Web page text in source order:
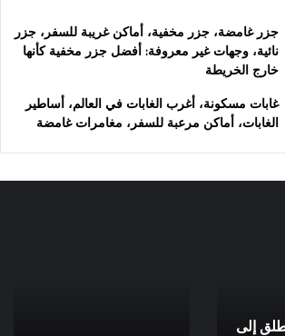
جزر غامضة، جزر مخفية، أماكن غريبة للسفر، جزر
نائية، وجهات غير معروفة: أفضل جزر مخفية كأنها
خارج الخريطة
غابات مسكونة، أغرب الغابات في العالم، أساطير
الغابات، أماكن مرعبة للسفر، مغامرات غامضة
إلى